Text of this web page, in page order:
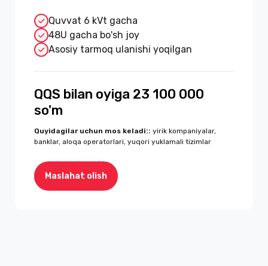
Quvvat 6 kVt gacha
48U gacha bo'sh joy
Asosiy tarmoq ulanishi yoqilgan
QQS bilan oyiga 23 100 000
so'm
Quyidagilar uchun mos keladi:: yirik kompaniyalar,
banklar, aloqa operatorlari, yuqori yuklamali tizimlar
Maslahat olish